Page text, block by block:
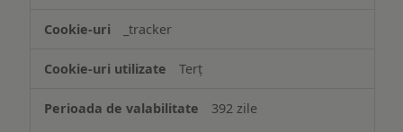
_tracker
Terț
392 zile